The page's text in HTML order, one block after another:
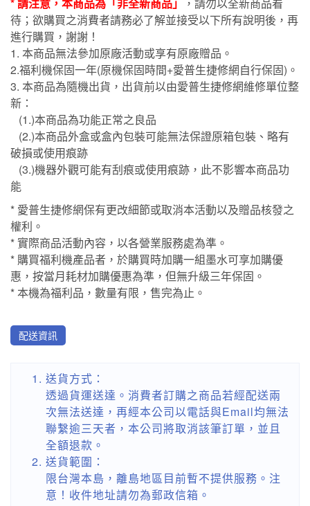
* 請注意，本商品為「非全新商品」
，請勿以全新商品看
待；欲購買之消費者請務必了解並接受以下所有說明後，再
進行購買，謝謝！
1. 本商品無法參加原廠活動或享有原廠贈品。
2.福利機保固一年(原機保固時間+愛普生捷修網自行保固)。
3. 本商品為隨機出貨，出貨前以由愛普生捷修網維修單位整
新：
(1.)本商品為功能正常之良品
(2.)本商品外盒或盒內包裝可能無法保證原箱包裝、略有
破損或使用痕跡
(3.)機器外觀可能有刮痕或使用痕跡，此不影響本商品功
能
* 愛普生捷修網保有更改細節或取消本活動以及贈品核發之
權利。
* 實際商品活動內容，以各營業服務處為準。
* 購買福利機產品者，於購買時加購一組墨水可享加購優
惠，按當月耗材加購優惠為準，但無升級三年保固。
* 本機為福利品，數量有限，售完為止。
配送資訊
送貨方式：
透過貨運送達。消費者訂購之商品若經配送兩
次無法送達，再經本公司以電話與Email均無法
聯繫逾三天者，本公司將取消該筆訂單，並且
全額退款。
送貨範圍：
限台灣本島，離島地區目前暫不提供服務。注
意！收件地址請勿為郵政信箱。